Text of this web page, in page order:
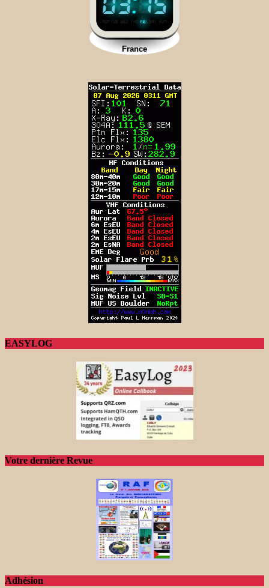
EASYLOG
Votre dernière Revue
Adhésion